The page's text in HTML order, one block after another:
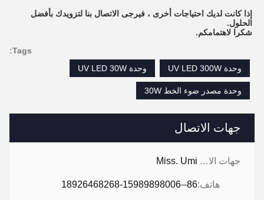
جهات الاتصال
جهات الاتصال: Miss. Umi
هاتف:86--18926468268-15989898006
إذا كانت لديك احتياجات أخرى ، فيرجى الاتصال بنا لتزويدك بأفضل
الحلول.
شكرا لاهتمامكم.
Tags:
وحدة UV LED 300W
وحدة UV LED 30W
وحدة مصدر ضوء الخط 30W